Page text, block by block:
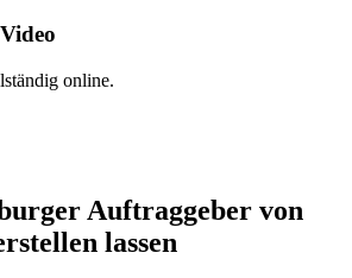
online.
Auftraggeber von
lassen